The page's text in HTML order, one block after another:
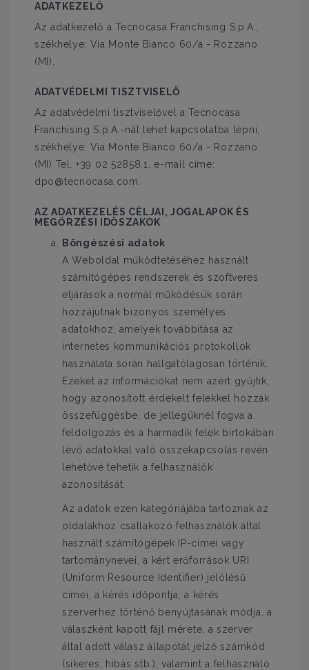
ADATKEZELŐ
Az adatkezelő a Tecnocasa Franchising S.p.A.,
székhelye: Via Monte Bianco 60/a - Rozzano
(MI).
ADATVÉDELMI TISZTVISELŐ
Az adatvédelmi tisztviselővel a Tecnocasa
Franchising S.p.A.-nál lehet kapcsolatba lépni,
székhelye: Via Monte Bianco 60/a - Rozzano
(MI) Tel. +39 02 52858.1, e-mail címe:
dpo@tecnocasa.com.
AZ ADATKEZELÉS CÉLJAI, JOGALAPOK ÉS
MEGŐRZÉSI IDŐSZAKOK
Böngészési adatok
A Weboldal működtetéséhez használt
számítógépes rendszerek és szoftveres
eljárások a normál működésük során
hozzájutnak bizonyos személyes
adatokhoz, amelyek továbbítása az
internetes kommunikációs protokollok
használata során hallgatólagosan történik.
Ezeket az információkat nem azért gyűjtik,
hogy azonosított érdekelt felekkel hozzák
összefüggésbe, de jellegüknél fogva a
feldolgozás és a harmadik felek birtokában
lévő adatokkal való összekapcsolás révén
lehetővé tehetik a felhasználók
azonosítását.
Az adatok ezen kategóriájába tartoznak az
oldalakhoz csatlakozó felhasználók által
használt számítógépek IP-címei vagy
tartománynevei, a kért erőforrások URI
(Uniform Resource Identifier) jelölésű
címei, a kérés időpontja, a kérés
szerverhez történő benyújtásának módja, a
válaszként kapott fájl mérete, a szerver
által adott válasz állapotát jelző számkód
(sikeres, hibás stb.), valamint a felhasználó